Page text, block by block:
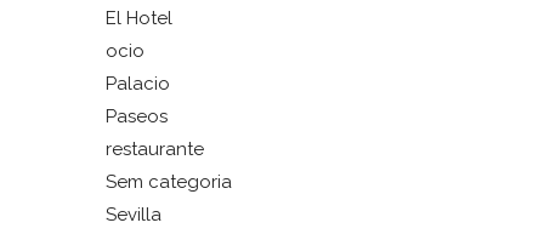
El Hotel
ocio
Palacio
Paseos
restaurante
Sem categoria
Sevilla